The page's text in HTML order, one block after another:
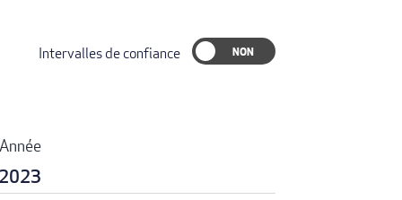
Intervalles de confiance
Année
2023